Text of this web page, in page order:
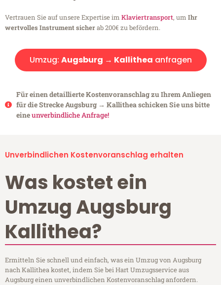
Vertrauen Sie auf unsere Expertise im Klaviertransport, um Ihr
wertvolles Instrument sicherab 200€ zu befördern.
Umzug: Augsburg → Kallithea anfragen
Für einen detaillierte Kostenvoranschlag zu Ihrem Anliegen
für die Strecke Augsburg → Kallithea schicken Sie uns bitte
eineunverbindliche Anfrage!
Unverbindlichen Kostenvoranschlag erhalten
Was kostet ein
Umzug Augsburg
Kallithea?
Ermitteln Sie schnell und einfach, was ein Umzug von Augsburg
nach Kallithea kostet, indem Sie bei Hart Umzugsservice aus
Augsburg einen unverbindlichen Kostenvoranschlag anfordern.